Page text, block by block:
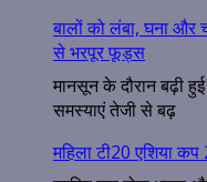
बालों को लंबा, घना और
से भरपूर फूड्स
मानसून के दौरान बढ़ी
समस्याएं तेजी से बढ़
महिला टी20 एशिया